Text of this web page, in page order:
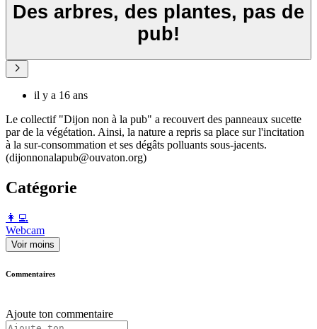
Des arbres, des plantes, pas de
pub!
il y a 16 ans
Le collectif "Dijon non à la pub" a recouvert des panneaux sucette
par de la végétation. Ainsi, la nature a repris sa place sur l'incitation
à la sur-consommation et ses dégâts polluants sous-jacents.
(dijonnonalapub@ouvaton.org)
Catégorie
️👩‍💻️
Webcam
Voir moins
Commentaires
Ajoute ton commentaire